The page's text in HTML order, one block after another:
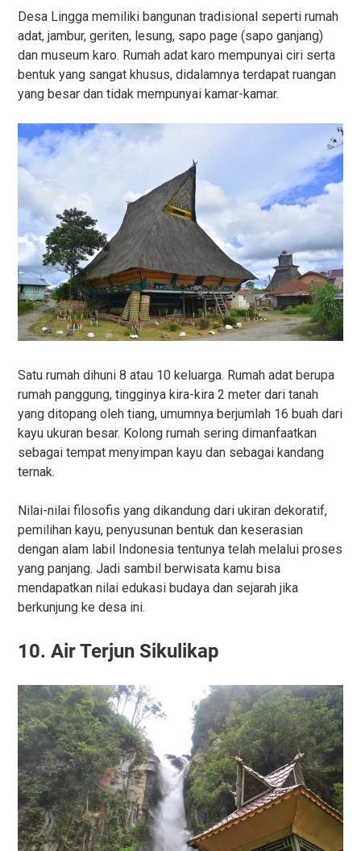
Desa Lingga memiliki bangunan tradisional seperti rumah
adat, jambur, geriten, lesung, sapo page (sapo ganjang)
dan museum karo. Rumah adat karo mempunyai ciri serta
bentuk yang sangat khusus, didalamnya terdapat ruangan
yang besar dan tidak mempunyai kamar-kamar.
Satu rumah dihuni 8 atau 10 keluarga. Rumah adat berupa
rumah panggung, tingginya kira-kira 2 meter dari tanah
yang ditopang oleh tiang, umumnya berjumlah 16 buah dari
kayu ukuran besar. Kolong rumah sering dimanfaatkan
sebagai tempat menyimpan kayu dan sebagai kandang
ternak.
Nilai-nilai filosofis yang dikandung dari ukiran dekoratif,
pemilihan kayu, penyusunan bentuk dan keserasian
dengan alam labil Indonesia tentunya telah melalui proses
yang panjang. Jadi sambil berwisata kamu bisa
mendapatkan nilai edukasi budaya dan sejarah jika
berkunjung ke desa ini.
10. Air Terjun Sikulikap